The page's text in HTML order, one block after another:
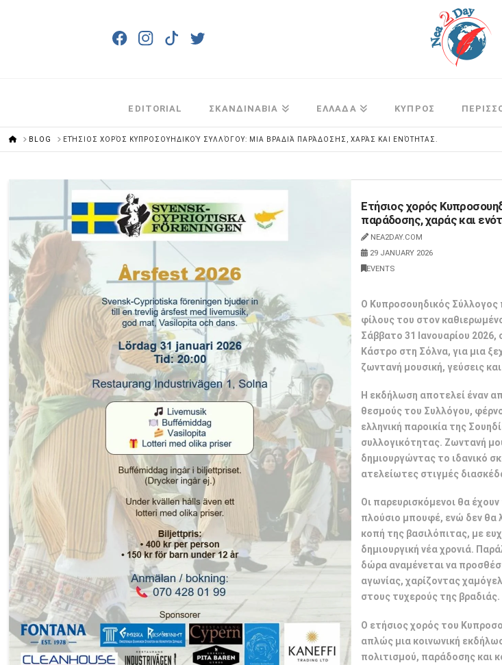
EDITORIAL ΣΚΑΝΔΙΝΑΒΙΑ ΕΛΛΑΔΑ ΚΥΠΡΟΣ
HOMEBLOG ΕΤΉΣΙΟΣ ΧΟΡΌΣ ΚΥΠΡΟΣΟΥΗΔΙΚΟΎ ΣΥΛΛΌΓΟΥ: ΜΙΑ ΒΡΑΔΙΆ ΠΑΡΆΔΟΣΗΣ, ΧΑΡΆΣ ΚΑΙ ΕΝΌΤΗΤΑΣ.
Ετήσιος χορός
παράδοσης, χαράς και
NEA2DAY.COM
29 JANUARY 2026
EVENTS
Ο Κυπροσουηδικός Σύλλογος
φίλους του στον
Σάββατο 31 Ιανουαρίου 2026,
Κάστρο στη Σόλνα, για μια
ζωντανή μουσική, γεύσεις
Η εκδήλωση αποτελεί έναν
θεσμούς του Συλλόγου,
ελληνική παροικία της
συλλογικότητας. Ζωντανή
δημιουργώντας το ιδανικό
ατελείωτες στιγμές
Οι παρευρισκόμενοι θα
πλούσιο μπουφέ, ενώ δεν θα
κοπή της βασιλόπιτας, με
δημιουργική νέα χρονιά.
δώρα αναμένεται να
αγωνίας, χαρίζοντας
στους τυχερούς της βραδιάς.
Ο ετήσιος χορός του
απλώς μια κοινωνική
πολιτισμού, παράδοσης και